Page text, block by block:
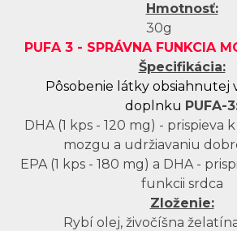
Hmotnosť:
30g
PUFA 3 - SPRÁVNA FUNKCIA
Špecifikácia:
Pôsobenie látky obsiahnutej
doplnku PUFA-
DHA (1 kps - 120 mg) - prispieva
mozgu a udržiavaniu
EPA (1 kps - 180 mg) a DHA -
funkcii srdca
Zloženie:
Rybí olej, živočíšna